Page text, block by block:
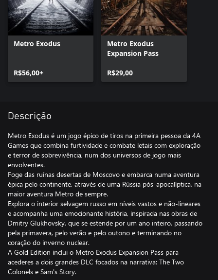
Metro Exodus
R$56,00+
Metro Exodus
Expansion Pass
R$29,00
Descrição
Metro Exodus é um jogo épico de tiros na primeira pessoa da 4A
Games que combina furtividade e combate letais com exploração
e terror de sobrevivência, num dos universos de jogo mais
envolventes.
Foge das ruínas desertas de Moscovo e embarca numa aventura
épica pelo continente, através de uma Rússia pós-apocalíptica, na
maior aventura Metro de sempre.
Explora o interior selvagem russo em níveis vastos e não-lineares
e acompanha uma emocionante história, inspirada nas obras de
Dmitry Glukhovsky, que se estende por um ano inteiro, passando
pela primavera, pelo verão e pelo outono e terminando no
coração do inverno nuclear.
A Gold Edition inclui o Metro Exodus Expansion Pass para
acederes a dois grandes DLC focados na narrativa: The Two
Colonels e Sam's Story.